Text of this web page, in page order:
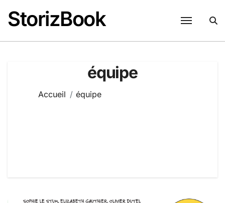
contenu
StorizBook
équipe
Accueil équipe